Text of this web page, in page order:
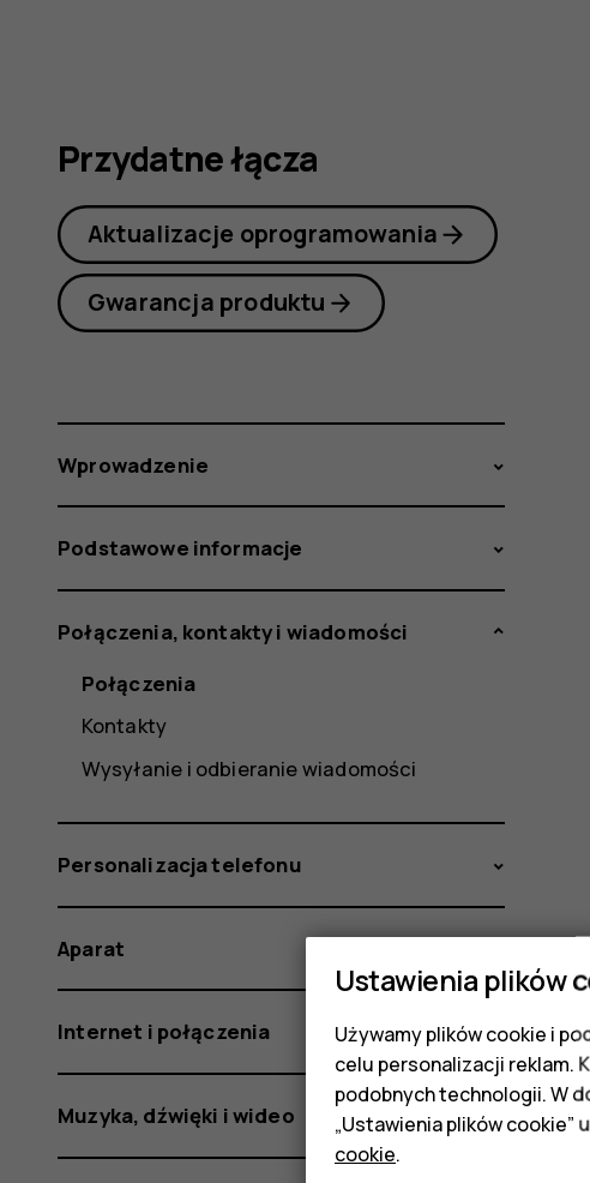
Przydatne łącza
Aktualizacje oprogramowania
Gwarancja produktu
Wprowadzenie
Podstawowe informacje
Połączenia, kontakty i wiadomości
Połączenia
Kontakty
Wysyłanie i odbieranie wiadomości
Personalizacja telefonu
Aparat
Internet i połączenia
Muzyka, dźwięki i wideo
Ustawienia plików
Używamy plików cookie i
celu personalizacji reklam.
podobnych technologii. W
„Ustawienia plików cookie”
cookie.